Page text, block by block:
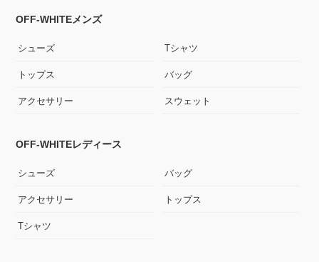
OFF-WHITEメンズ
シューズ Tシャツ
トップス バッグ
アクセサリー スウェット
OFF-WHITEレディース
シューズ バッグ
アクセサリー トップス
Tシャツ